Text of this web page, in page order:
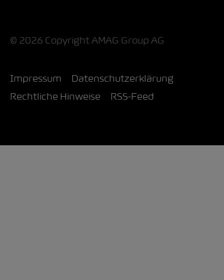
© 2026 Copyright AMAG Group AG
Impressum
Datenschutzerklärung
Rechtliche Hinweise
RSS-Feed